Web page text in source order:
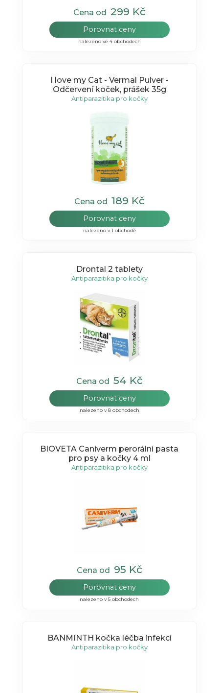
Cena od 299 Kč
Porovnat ceny
nalezeno ve 4 obchodech
I love my Cat - Vermal Pulver -
Odčervení koček, prášek 35g
Antiparazitika pro kočky
Cena od 189 Kč
Porovnat ceny
nalezeno v 1 obchodě
Drontal 2 tablety
Antiparazitika pro kočky
Cena od 54 Kč
Porovnat ceny
nalezeno v 8 obchodech
BIOVETA Caniverm perorální pasta
pro psy a kočky 4 ml
Antiparazitika pro kočky
Cena od 95 Kč
Porovnat ceny
nalezeno v 5 obchodech
BANMINTH kočka léčba infekcí
Antiparazitika pro kočky